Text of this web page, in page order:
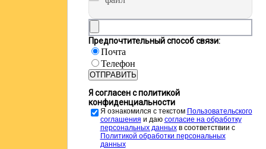
Предпочтительный способ связи:
Почта
Телефон
ОТПРАВИТЬ
Я согласен с политикой
конфиденциальности
Я ознакомился с текстом Пользовательского
соглашения и даю cогласие на обработку
персональных данныхв соответствии с
Политикой обработки персональных
данных